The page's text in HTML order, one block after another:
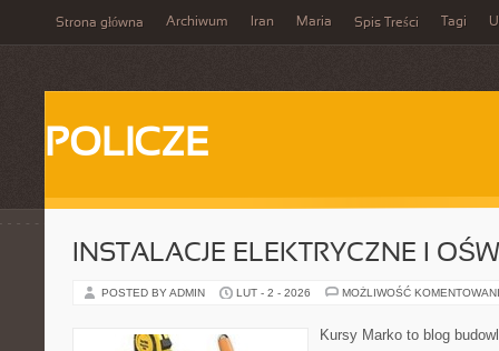
Strona główna Archiwum Iran Maria Spis Treści Tagi
POLICZE
INSTALACJE ELEKTRYCZNE I
POSTED BY ADMIN LUT - 2 - 2026 MOŻLIWOŚĆ
Kursy Marko to blog